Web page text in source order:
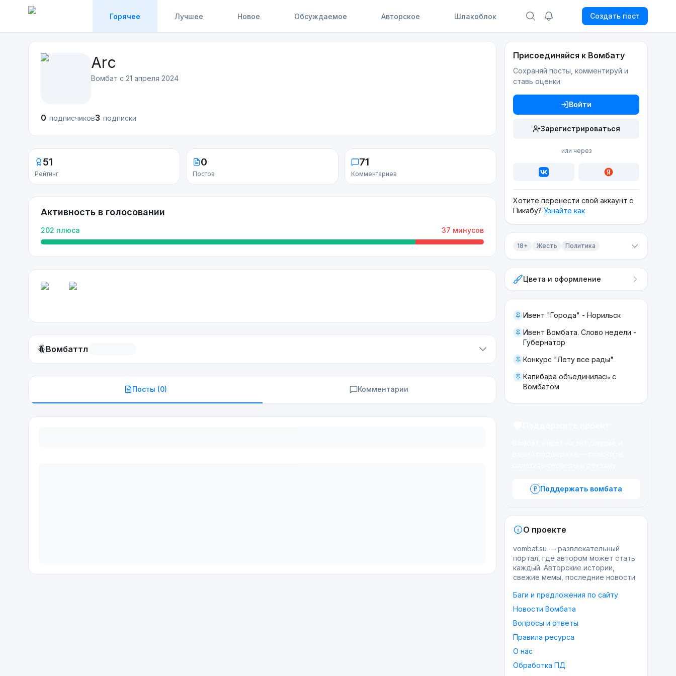
Горячее Лучшее Новое Обсуждаемое Авторское Шлакоблок Создать пост
Arc
Вомбат с 21 апреля 2024
0 подписчиков3 подписки
51
Рейтинг
0
Постов
71
Комментариев
Активность в голосовании
202 плюса 37 минусов
🪲Вомбаттл
Посты (0) Комментарии
Присоединяйся к Вомбату
Сохраняй посты, комментируй и
ставь оценки
Войти
Зарегистрироваться
или через
Хотите перенести свой аккаунт с
Пикабу? Узнайте как
18+ Жесть Политика
ЖестьЦвета и оформление
Ивент "Города" - Норильск
Ивент Вомбата. Слово недели -
Губернатор
Конкурс "Лету все рады"
Капибара объединилась с
Вомбатом
Поддержать вомбата
О проекте
vombat.su — развлекательный
портал, где автором может стать
каждый. Авторские истории,
свежие мемы, последние новости
Баги и предложения по сайту
Новости Вомбата
Вопросы и ответы
Правила ресурса
О нас
Обработка ПД